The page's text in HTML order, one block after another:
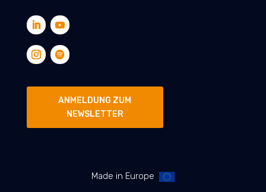
ANMELDUNG ZUM
NEWSLETTER
Made in Europe